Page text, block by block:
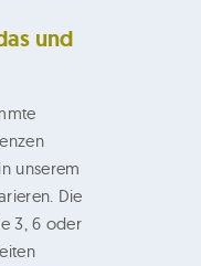
und
unserem
Die
3, 6 oder